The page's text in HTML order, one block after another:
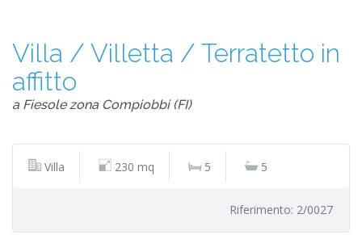
Villa / Villetta / Terratetto in
affitto
a Fiesole zona Compiobbi (FI)
Villa 230 mq 5 5
Riferimento: 2/0027